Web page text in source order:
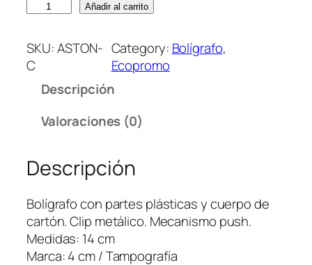
l
í
g
A
s
t
o
n
-
Añadir al carrito
SKU:ASTON-
C
Category: Bolígrafo
Ecopromo
Descripción
Valoraciones (0)
Descripción
Bolígrafo con partes plásticas y cuerpo de
cartón. Clip metálico. Mecanismo push.
Medidas: 14 cm
Marca: 4 cm / Tampografía